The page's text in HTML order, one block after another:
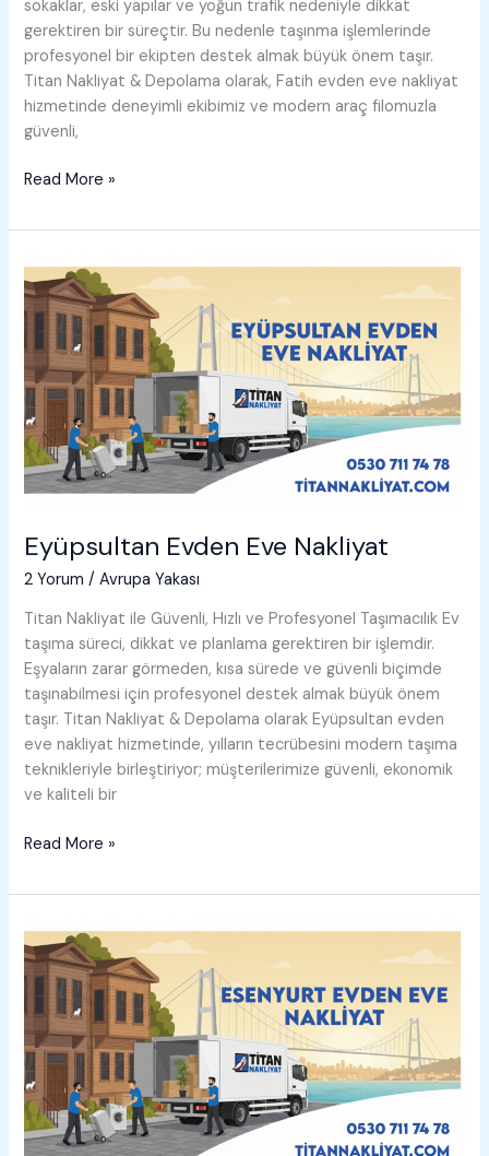
sokaklar, eski yapılar ve yoğun trafik nedeniyle dikkat
gerektiren bir süreçtir. Bu nedenle taşınma işlemlerinde
profesyonel bir ekipten destek almak büyük önem taşır.
Titan Nakliyat & Depolama olarak, Fatih evden eve nakliyat
hizmetinde deneyimli ekibimiz ve modern araç filomuzla
güvenli,
Fatih
Eve
Read More »
Eyüpsultan Evden Eve Nakliyat
2 Yorum /Avrupa Yakası
Titan Nakliyat ile Güvenli, Hızlı ve Profesyonel Taşımacılık Ev
taşıma süreci, dikkat ve planlama gerektiren bir işlemdir.
Eşyaların zarar görmeden, kısa sürede ve güvenli biçimde
taşınabilmesi için profesyonel destek almak büyük önem
taşır. Titan Nakliyat & Depolama olarak Eyüpsultan evden
eve nakliyat hizmetinde, yılların tecrübesini modern taşıma
teknikleriyle birleştiriyor; müşterilerimize güvenli, ekonomik
ve kaliteli bir
Eyüpsultan
Eve
Read More »